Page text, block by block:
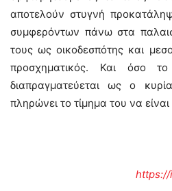
αποτελούν στυγνή
συμφερόντων πάνω στα
τους ως οικοδεσπότης και
προσχηματικός. Και όσο
διαπραγματεύεται ως ο
πληρώνει το τίμημα του να
https://